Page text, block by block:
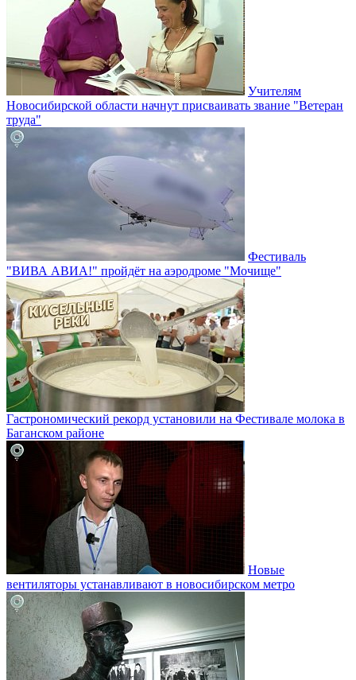
Учителям
Новосибирской области начнут присваивать звание "Ветеран
труда"
Фестиваль
"ВИВА АВИА!" пройдёт на аэродроме "Мочище"
Гастрономический рекорд установили на Фестивале молока в
Баганском районе
Новые
вентиляторы устанавливают в новосибирском метро